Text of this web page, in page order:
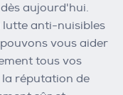
aujourd'hui.
lutte anti-nuisibles
vous aider
tous vos
la réputation de